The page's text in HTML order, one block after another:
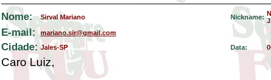
Nome: Sirval Mariano Nickname:
E-mail: mariano.sir@gmail.com
Cidade: Jales-SP Data:
Caro Luiz,